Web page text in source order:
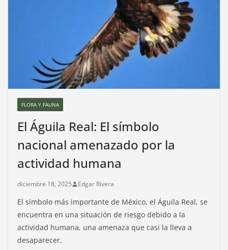
FLORA Y FAUNA
El Águila Real: El símbolo
nacional amenazado por la
actividad humana
diciembre 18, 2025 Edgar Rivera
El símbolo más importante de México, el Águila Real, se
encuentra en una situación de riesgo debido a la
actividad humana, una amenaza que casi la lleva a
desaparecer.